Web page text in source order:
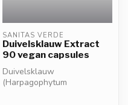
SANITAS VERDE
Duivelsklauw Extract
90 vegan capsules
Duivelsklauw
(Harpagophytum